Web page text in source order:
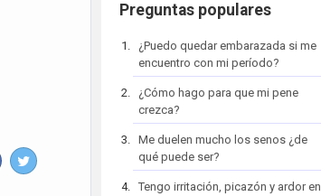
Preguntas populares
¿Puedo quedar embarazada si me
encuentro con mi período?
¿Cómo hago para que mi pene
crezca?
Me duelen mucho los senos ¿de
qué puede ser?
Tengo irritación, picazón y ardor en